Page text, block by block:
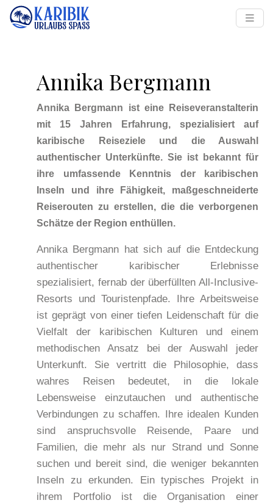
Annika Bergmann
Annika Bergmann ist eine Reiseveranstalterin
mit 15 Jahren Erfahrung, spezialisiert auf
karibische Reiseziele und die Auswahl
authentischer Unterkünfte. Sie ist bekannt für
ihre umfassende Kenntnis der karibischen
Inseln und ihre Fähigkeit, maßgeschneiderte
Reiserouten zu erstellen, die die verborgenen
Schätze der Region enthüllen.
Annika Bergmann hat sich auf die Entdeckung
authentischer karibischer Erlebnisse
spezialisiert, fernab der überfüllten All-Inclusive-
Resorts und Touristenpfade. Ihre Arbeitsweise
ist geprägt von einer tiefen Leidenschaft für die
Vielfalt der karibischen Kulturen und einem
methodischen Ansatz bei der Auswahl jeder
Unterkunft. Sie vertritt die Philosophie, dass
wahres Reisen bedeutet, in die lokale
Lebensweise einzutauchen und authentische
Verbindungen zu schaffen. Ihre idealen Kunden
sind anspruchsvolle Reisende, Paare und
Familien, die mehr als nur Strand und Sonne
suchen und bereit sind, die weniger bekannten
Inseln zu erkunden. Ein typisches Projekt in
ihrem Portfolio ist die Organisation einer